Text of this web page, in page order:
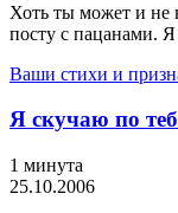
Хоть ты может и не
посту с пацанами.
Ваши стихи и
Я скучаю по
1 минута
25.10.2006